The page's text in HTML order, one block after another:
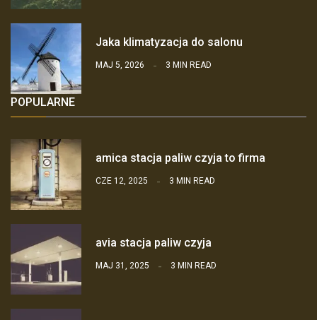
Jaka klimatyzacja do salonu
MAJ 5, 2026 3 MIN READ
POPULARNE
amica stacja paliw czyja to firma
CZE 12, 2025 3 MIN READ
avia stacja paliw czyja
MAJ 31, 2025 3 MIN READ